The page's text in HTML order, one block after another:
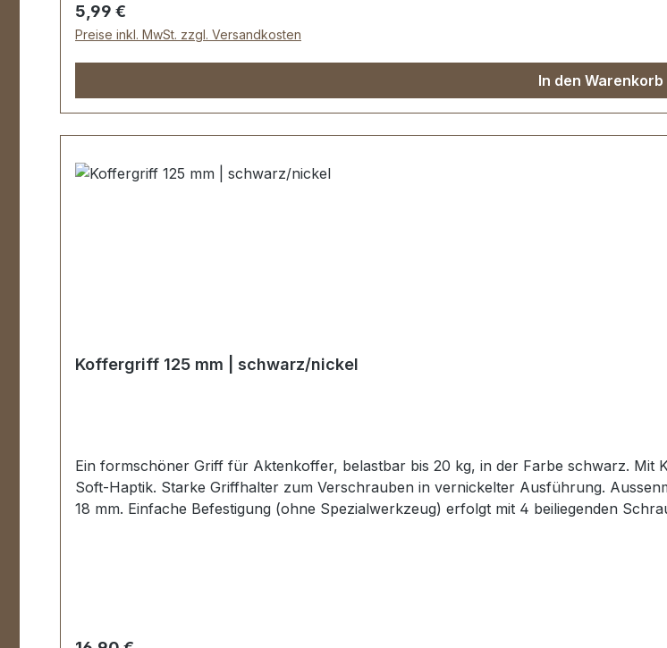
Regulärer Preis:
5,99 €
Preise inkl. MwSt. zzgl. Versandkosten
In den Warenkorb
Koffergriff 125 mm | schwarz/nickel
Ein formschöner Griff für Aktenkoffer, belastbar bis 20 kg, in der Farbe schwarz. Mit Kunstleder überzogener Kern, sauber verabeitet mit angenehmer
Soft-Haptik. Starke Griffhalter zum Verschrauben in vernickelter Ausführung. Aussenmaße: Gesamtlänge ca. 125 mm, Gesamthöhe ca. 60 mm, Breite ca.
18 mm. Einfache Befestigung (ohne Spezialwerkzeug) erfolgt mit 4 beiliegenden